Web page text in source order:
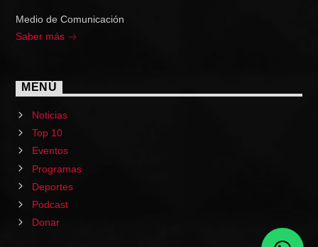
Medio de Comunicación
Saber más
MENÚ
Noticias
Top 10
Eventos
Programas
Deportes
Podcast
Donar